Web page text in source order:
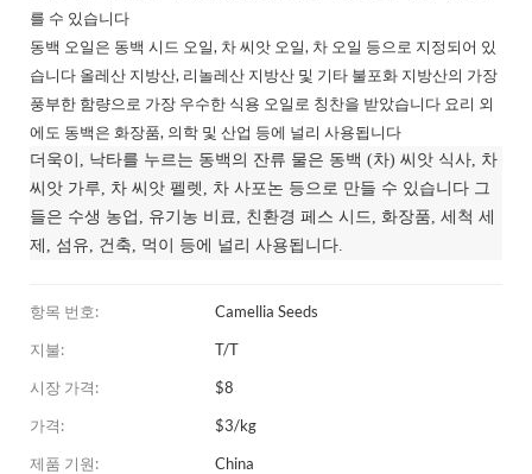
를 수 있습니다
동백 오일은 동백 시드 오일, 차 씨앗 오일, 차 오일 등으로 지정되어 있
습니다 올레산 지방산, 리놀레산 지방산 및 기타 불포화 지방산의 가장
풍부한 함량으로 가장 우수한 식용 오일로 칭찬을 받았습니다 요리 외
에도 동백은 화장품, 의학 및 산업 등에 널리 사용됩니다
더욱이, 낙타를 누르는 동백의 잔류 물은 동백 (차) 씨앗 식사, 차
씨앗 가루, 차 씨앗 펠렛, 차 사포논 등으로 만들 수 있습니다 그
들은 수생 농업, 유기농 비료, 친환경 페스 시드, 화장품, 세척 세
제, 섬유, 건축, 먹이 등에 널리 사용됩니다.
항목 번호:
Camellia Seeds
지불:
T/T
시장 가격:
$8
가격:
$3/kg
제품 기원:
China